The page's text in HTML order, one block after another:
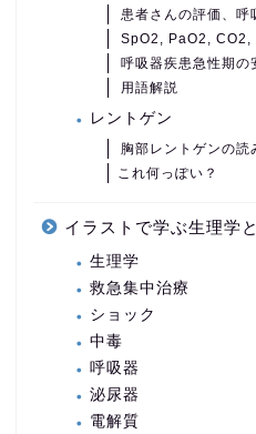
患者さんの評価、呼
SpO2, PaO2, CO2,
呼吸器疾患急性期の
用語解説
レントゲン
胸部レントゲンの読
これ何っぽい？
イラストで学ぶ生理学
生理学
救急集中治療
ショック
中毒
呼吸器
泌尿器
電解質